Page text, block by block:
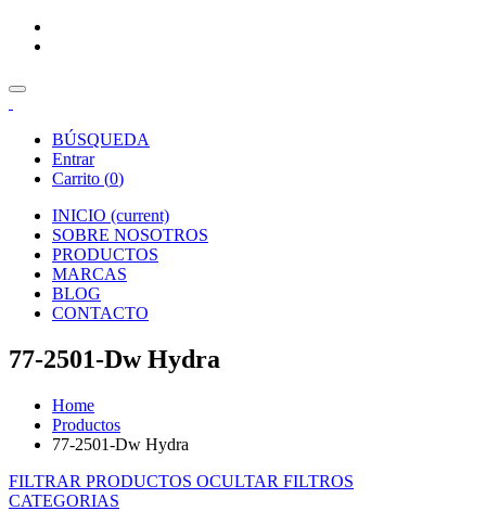
BÚSQUEDA
Entrar
Carrito (0)
INICIO (current)
SOBRE NOSOTROS
PRODUCTOS
MARCAS
BLOG
CONTACTO
77-2501-Dw Hydra
Home
Productos
77-2501-Dw Hydra
FILTRAR PRODUCTOS OCULTAR FILTROS
CATEGORIAS